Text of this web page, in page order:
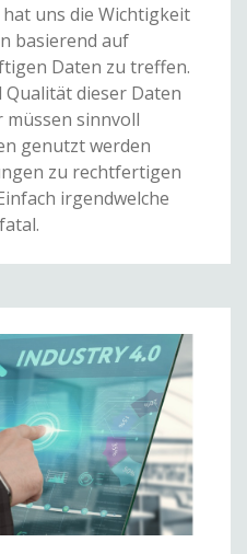
uns die Wichtigkeit
basierend auf
Daten zu treffen.
dieser Daten
sinnvoll
genutzt werden
zu rechtfertigen
irgendwelche